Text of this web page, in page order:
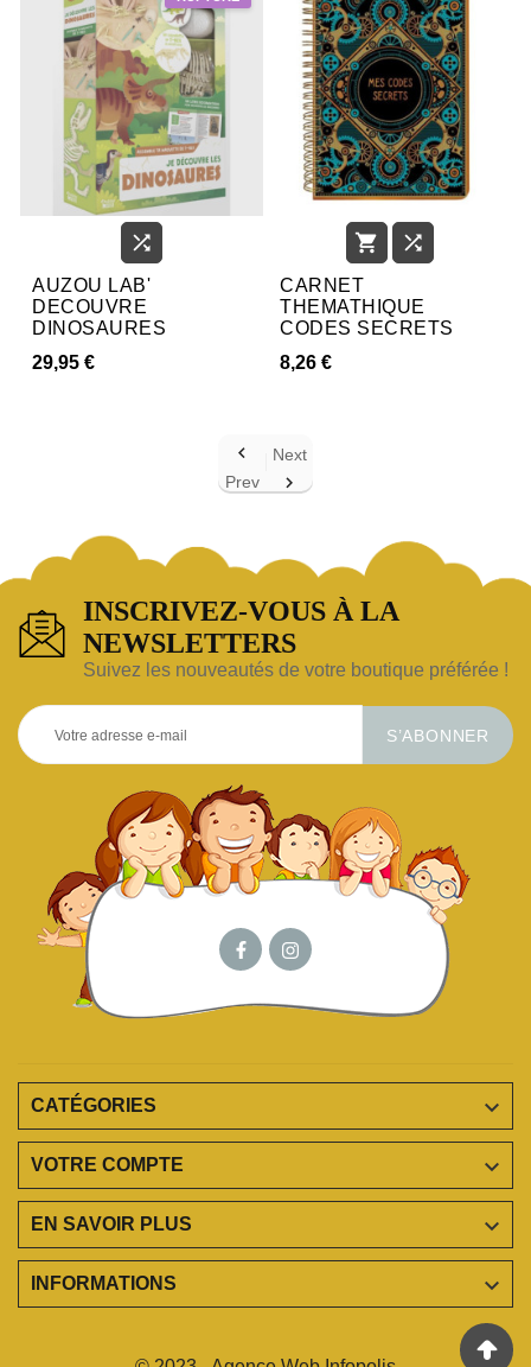

AUZOU LAB'
DECOUVRE
DINOSAURES
29,95 €
 
CARNET
THEMATHIQUE
CODES SECRETS
8,26 €

Prev
Next

INSCRIVEZ-VOUS À LA
NEWSLETTERS
Suivez les nouveautés de votre boutique préférée !
S’ABONNER
CATÉGORIES 
VOTRE COMPTE 
EN SAVOIR PLUS 
INFORMATIONS 